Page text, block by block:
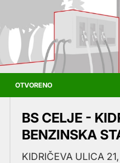
OTVORENO
BS CELJE -
BENZINSKA
KIDRIČEVA ULICA